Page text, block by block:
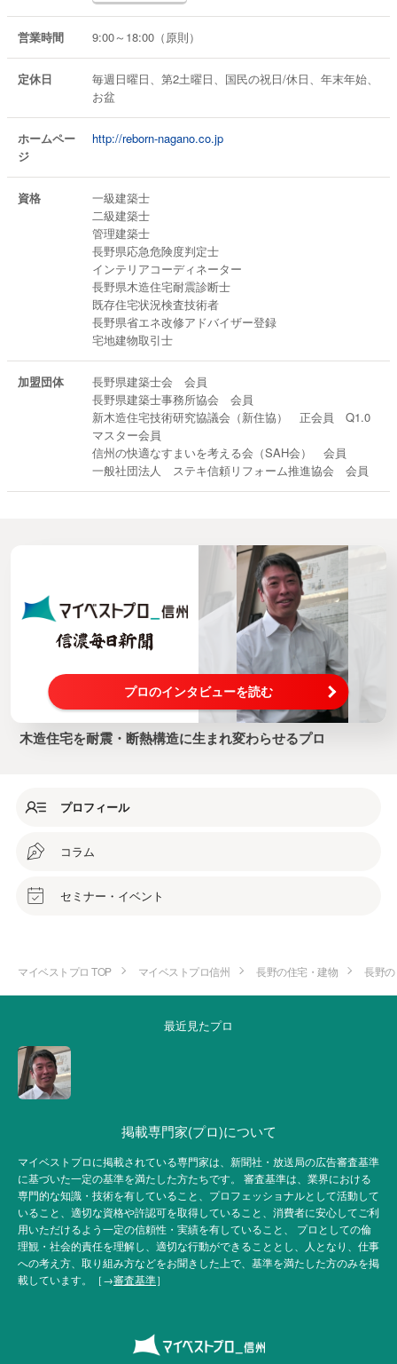
レードアップをご提案しております。
営業時間 9:00～18:00（原則）
定休日
毎週日曜日、第2土曜日、国民の祝日/休日、年末年始、
お盆
ホームペー
ジ
http://reborn-nagano.co.jp
資格
一級建築士
二級建築士
管理建築士
長野県応急危険度判定士
インテリアコーディネーター
長野県木造住宅耐震診断士
既存住宅状況検査技術者
長野県省エネ改修アドバイザー登録
宅地建物取引士
加盟団体
長野県建築士会 会員
長野県建築士事務所協会 会員
新木造住宅技術研究協議会（新住協） 正会員 Q1.0
マスター会員
信州の快適なすまいを考える会（SAH会） 会員
一般社団法人 ステキ信頼リフォーム推進協会 会員
プロのインタビューを読む
木造住宅を耐震・断熱構造に生まれ変わらせるプロ
プロフィール
コラム
セミナー・イベント
マイベストプロ TOP マイベストプロ信州 長野の住宅・建物 長野
最近見たプロ
掲載専門家(プロ)について
マイベストプロに掲載されている専門家は、新聞社・放送局の広告審査基準
に基づいた一定の基準を満たした方たちです。 審査基準は、業界における
専門的な知識・技術を有していること、プロフェッショナルとして活動して
いること、適切な資格や許認可を取得していること、消費者に安心してご利
用いただけるよう一定の信頼性・実績を有していること、 プロとしての倫
理観・社会的責任を理解し、適切な行動ができることとし、人となり、仕事
への考え方、取り組み方などをお聞きした上で、基準を満たした方のみを掲
載しています。［→審査基準］